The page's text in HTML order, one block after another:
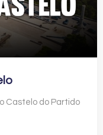
Castelo do Partido